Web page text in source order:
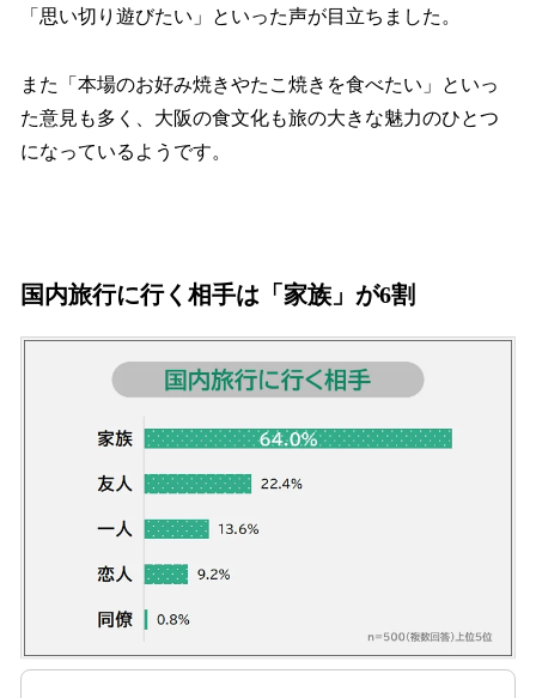
「思い切り遊びたい」といった声が目立ちました。
また「本場のお好み焼きやたこ焼きを食べたい」といっ
た意見も多く、大阪の食文化も旅の大きな魅力のひとつ
になっているようです。
国内旅行に行く相手は「家族」が6割